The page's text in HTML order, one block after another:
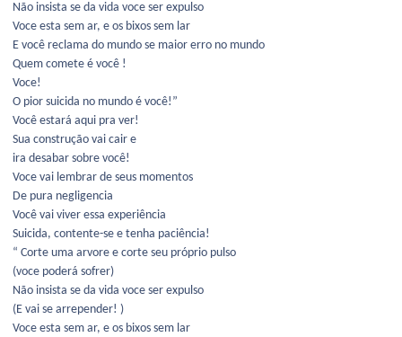
Não insista se da vida voce ser expulso
Voce esta sem ar, e os bixos sem lar
E você reclama do mundo se maior erro no mundo
Quem comete é você !
Voce!
O pior suicida no mundo é você!”
Você estará aqui pra ver!
Sua construção vai cair e
ira desabar sobre você!
Voce vai lembrar de seus momentos
De pura negligencia
Você vai viver essa experiência
Suicida, contente-se e tenha paciência!
“ Corte uma arvore e corte seu próprio pulso
(voce poderá sofrer)
Não insista se da vida voce ser expulso
(E vai se arrepender! )
Voce esta sem ar, e os bixos sem lar